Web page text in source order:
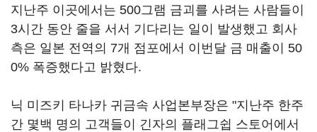
지난주 이곳에서는 500그램 금괴를 사려는 사람들이
3시간 동안 줄을 서서 기다리는 일이 발생했고 회사
측은 일본 전역의 7개 점포에서 이번달 금 매출이 50
0% 폭증했다고 밝혔다.
닉 미즈키 타나카 귀금속 사업본부장은 "지난주 한주
간 몇백 명의 고객들이 긴자의 플래그쉽 스토어에서